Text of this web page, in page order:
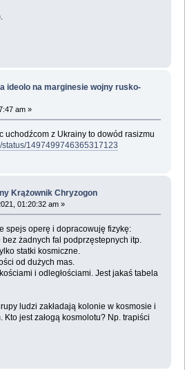
ideolo na marginesie wojny rusko-
am »
uchodźcom z Ukrainy to dowód rasizmu
status/1497499746365317123
Krążownik Chryzogon
01:20:32 am »
spejs operę i dopracowuję fizykę:
żadnych fal podprzęstepnych itp.
statki kosmiczne.
od dużych mas.
i odległościami. Jest jakaś tabela
ludzi zakładają kolonie w kosmosie i
jest załogą kosmolotu? Np. trapiści